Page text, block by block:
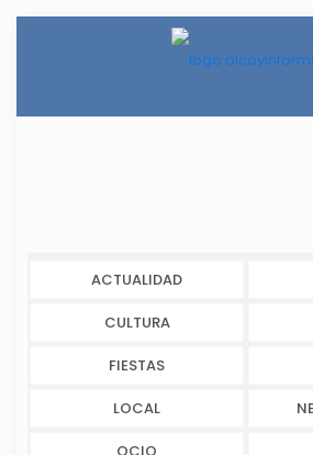
ACTUALIDAD
CULTURA
FIESTAS
LOCAL